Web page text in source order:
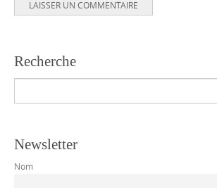
Recherche
Newsletter
Nom